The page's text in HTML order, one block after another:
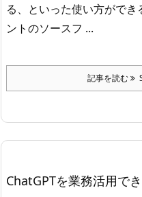
る、といった使い方ができ
ントのソースフ ...
記事を読む
ChatGPTを業務活用で